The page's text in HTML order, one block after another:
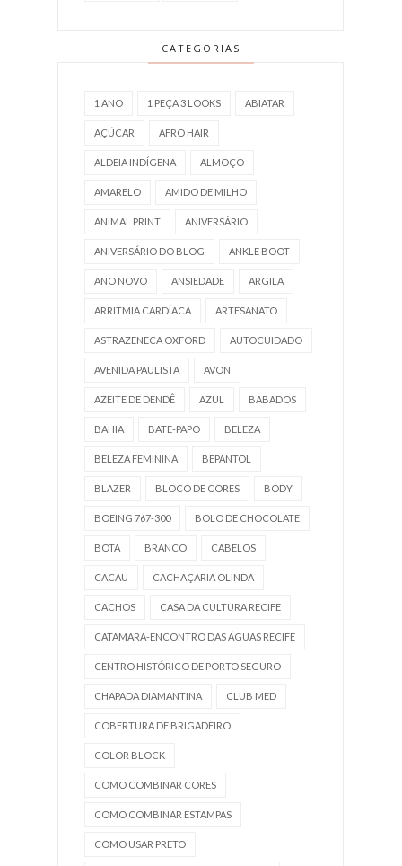
CATEGORIAS
1 ANO 1 PEÇA 3 LOOKS ABIATAR
AÇÚCAR AFRO HAIR
ALDEIA INDÍGENA ALMOÇO
AMARELO AMIDO DE MILHO
ANIMAL PRINT ANIVERSÁRIO
ANIVERSÁRIO DO BLOG ANKLE BOOT
ANO NOVO ANSIEDADE ARGILA
ARRITMIA CARDÍACA ARTESANATO
ASTRAZENECA OXFORD AUTOCUIDADO
AVENIDA PAULISTA AVON
AZEITE DE DENDÊ AZUL BABADOS
BAHIA BATE-PAPO BELEZA
BELEZA FEMININA BEPANTOL
BLAZER BLOCO DE CORES BODY
BOEING 767-300 BOLO DE CHOCOLATE
BOTA BRANCO CABELOS
CACAU CACHAÇARIA OLINDA
CACHOS CASA DA CULTURA RECIFE
CATAMARÃ-ENCONTRO DAS ÁGUAS RECIFE
CENTRO HISTÓRICO DE PORTO SEGURO
CHAPADA DIAMANTINA CLUB MED
COBERTURA DE BRIGADEIRO
COLOR BLOCK
COMO COMBINAR CORES
COMO COMBINAR ESTAMPAS
COMO USAR PRETO